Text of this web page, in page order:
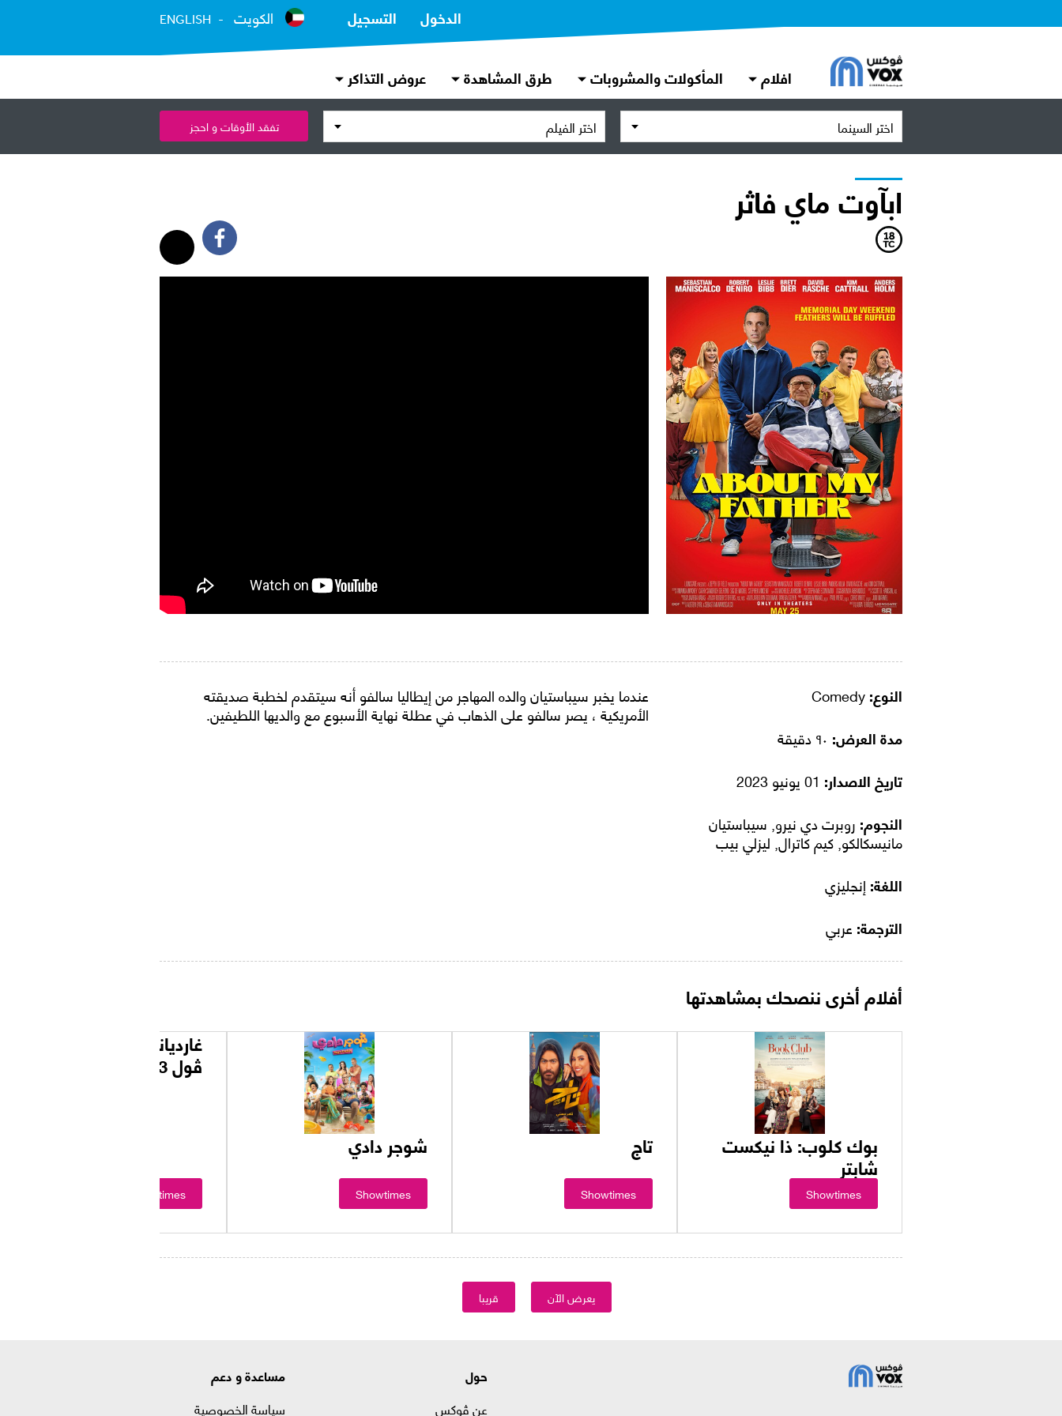
الدخول التسجيل الكويت ENGLISH
افلام المأكولات والمشروبات طرق المشاهدة عروض التذاكر
اختر السينما اختر الفيلم تفقد الأوقات و احجز
ابآوت ماي فاثر
النوع:
مدة العرض:
تاريخ الاصدار:
النجوم: روبرت دي نيرو, سيباستيان
مانيسكالكو, كيم كاترال, ليزلي بيب
اللغة: إنجليزي
الترجمة: عربي
عندما يخبر سيباستيان والده المهاجر من إيطاليا سالفو أنه سيتقدم لخطبة صديقته
الأمريكية ، يصر سالفو على الذهاب في عطلة نهاية الأسبوع مع والديها اللطيفين.
أفلام أخرى ننصحك بمشاهدتها
بوك كلوب: ذا نيكست
شابتر
Showtimes
تاج
Showtimes
شوجر دادي
Showtimes
غارديانز اوف ذا جالكسي
ڤول 3
Showtimes
يعرض الآن قريبا
حول
عن ڤوكس
مساعدة و دعم
سياسة الخصوصية